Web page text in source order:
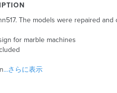
The models were repaired
for marble machines
...さらに表示